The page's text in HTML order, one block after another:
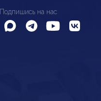
Подпишись на нас